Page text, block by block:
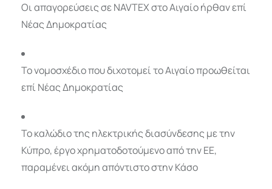
Οι απαγορεύσεις σε NAVTEX στο Αιγαίο ήρθαν επί
Νέας Δημοκρατίας
Το νομοσχέδιο που διχοτομεί το Αιγαίο προωθείται
επί Νέας Δημοκρατίας
Το καλώδιο της ηλεκτρικής διασύνδεσης με την
Κύπρο, έργο χρηματοδοτούμενο από την ΕΕ,
παραμένει ακόμη απόντιστο στην Κάσο